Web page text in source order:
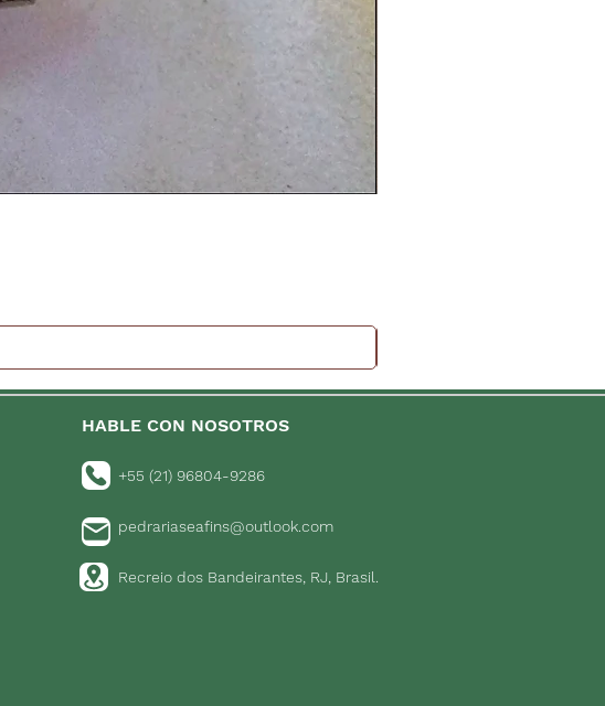
HABLE CON NOSOTROS
+55 (21) 96804-9286
pedrariaseafins@outlook.com
Recreio dos Bandeirantes, RJ, Brasil.